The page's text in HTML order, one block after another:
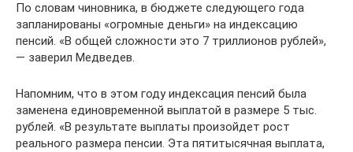
По словам чиновника, в бюджете следующего года
запланированы «огромные деньги» на индексацию
пенсий. «В общей сложности это 7 триллионов рублей»,
— заверил Медведев.
Напомним, что в этом году индексация пенсий была
заменена единовременной выплатой в размере 5 тыс.
рублей. «В результате выплаты произойдет рост
реального размера пенсии. Эта пятитысячная выплата,